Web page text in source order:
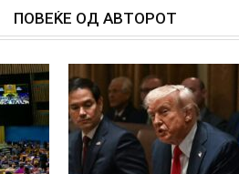
ПОВЕЌЕ ОД АВТОРОТ